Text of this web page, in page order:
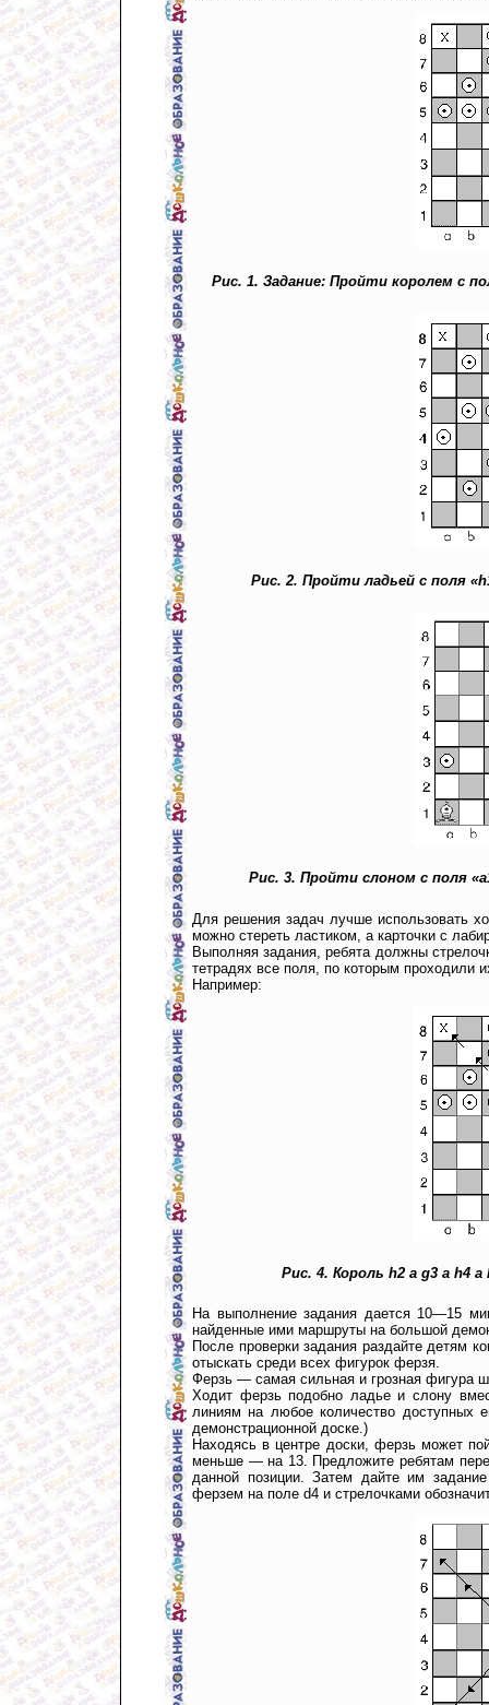
Рис. 1. Задание: Пройти королем с
Рис. 2. Пройти ладьей с поля
Рис. 3. Пройти слоном с поля
Для решения задач лучше использовать
можно стереть ластиком, а карточки с
Выполняя задания, ребята должны
тетрадях все поля, по которым проходили
Например:
Рис. 4. Король h2 а g3 а h4 а
На выполнение задания дается 10—15
найденные ими маршруты на большой
После проверки задания раздайте детям
отыскать среди всех фигурок ферзя.
Ферзь — самая сильная и грозная фигура
Ходит ферзь подобно ладье и слону
линиям на любое количество доступных
демонстрационной доске.)
Находясь в центре доски, ферзь может
меньше — на 13. Предложите ребятам
данной позиции. Затем дайте им
ферзем на поле d4 и стрелочками